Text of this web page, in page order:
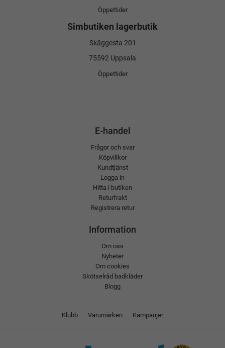
Öppettider
Simbutiken lagerbutik
Skäggesta 201
75592 Uppsala
Öppettider
E-handel
Frågor och svar
Köpvillkor
Kundtjänst
Logga in
Hitta i butiken
Returfrakt
Registrera retur
Information
Om oss
Nyheter
Om cookies
Skötselråd badkläder
Blogg
Klubb Varumärken Kampanjer